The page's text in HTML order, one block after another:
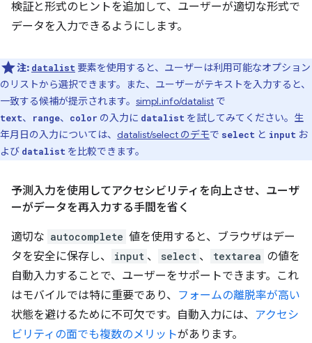
検証と形式のヒントを追加して、ユーザーが適切な形式で
データを入力できるようにします。
注: datalist 要素を使用すると、ユーザーは利用可能なオプション
のリストから選択できます。また、ユーザーがテキストを入力すると、
一致する候補が提示されます。 simpl.info/datalist で
text、 range、 color の入力に datalist を試してみてください。生
年月日の入力については、 datalist/select のデモで select と input お
よび datalist を比較できます。
予測入力を使用してアクセシビリティを向上させ、ユーザ
ーがデータを再入力する手間を省く
適切な autocomplete 値を使用すると、ブラウザはデー
タを安全に保存し、
input 、 select 、 textarea の値を
自動入力することで、ユーザーをサポートできます。これ
はモバイルでは特に重要であり、 フォームの離脱率が高い
状態を避けるために不可欠です。自動入力には、 アクセシ
ビリティの面でも複数のメリットがあります。